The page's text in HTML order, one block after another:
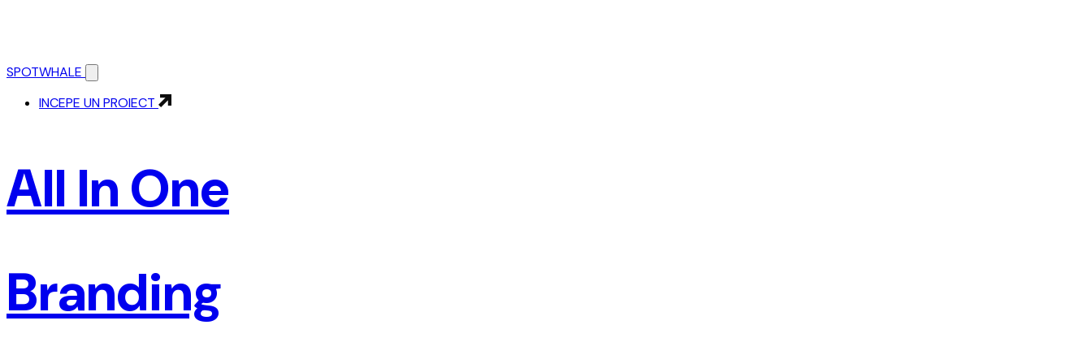
SPOTWHALE
INCEPE UN PROIECT
All In One
Branding